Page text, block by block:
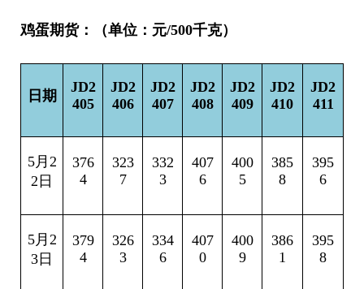
鸡蛋期货：（单位：元/500千克）
日期
JD2
405
JD2
406
JD2
407
JD2
408
JD2
409
JD2
410
JD2
411
5月2
2日
376
4
323
7
332
3
407
6
400
5
385
8
395
6
5月2
3日
379
4
326
3
334
6
407
0
400
9
386
1
395
8